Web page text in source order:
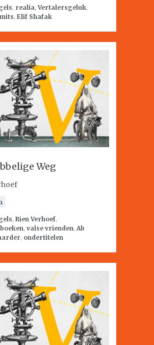
, realia,Vertalersgeluk,
, Elif Shafak
Weg
, Rien Verhoef,
, valse vrienden, Ab
, ondertitelen